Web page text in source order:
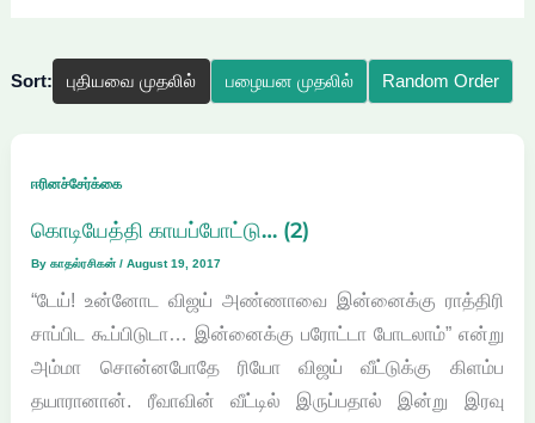
Sort: புதியவை முதலில் பழையன முதலில் Random Order
ஈரினச்சேர்க்கை
கொடியேத்தி காயப்போட்டு… (2)
Byகாதல்ரசிகன்/August 19, 2017
“டேய்! உன்னோட விஜய் அண்ணாவை இன்னைக்கு ராத்திரி
சாப்பிட கூப்பிடுடா… இன்னைக்கு பரோட்டா போடலாம்” என்று
அம்மா சொன்னபோதே ரியோ விஜய் வீட்டுக்கு கிளம்ப
தயாரானான். ரீவாவின் வீட்டில் இருப்பதால் இன்று இரவு